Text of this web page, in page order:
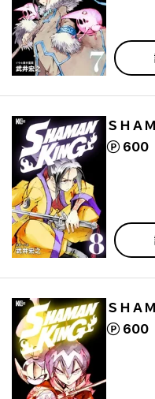
ＳＨＡ
600
ポイント
ＳＨＡ
600
ポイント